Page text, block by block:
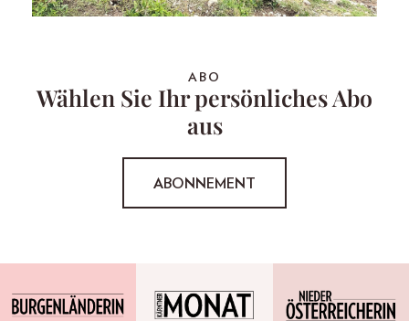
ABO
Wählen Sie Ihr persönliches Abo
aus
ABONNEMENT